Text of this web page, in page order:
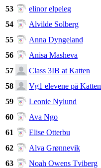
53
elinor elpeleg
54
Alvilde Solberg
55
Anna Dyngeland
56
Anisa Masheva
57
Class 3IB at Katten
58
Vg1 elevene på Katten
59
Leonie Nylund
60
Ava Ngo
61
Elise Otterbu
62
Alva Grønnevik
63
Noah Owens Tviberg